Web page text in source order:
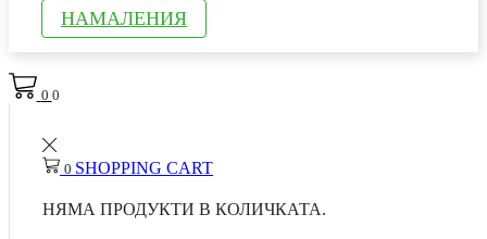
НАМАЛЕНИЯ
0 0
0 SHOPPING CART
НЯМА ПРОДУКТИ В КОЛИЧКАТА.